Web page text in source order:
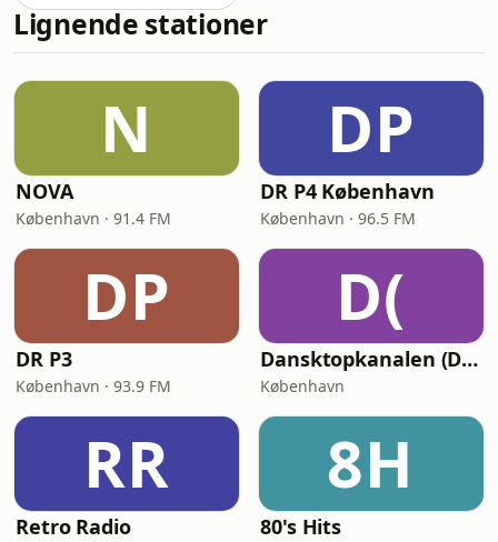
Lignende stationer
N
NOVA
København · 91.4 FM
DP
DR P4 København
København · 96.5 FM
DP
DR P3
København · 93.9 FM
D(
Dansktopkanalen (DK4 Dansktop)
København
RR
Retro Radio
8H
80's Hits